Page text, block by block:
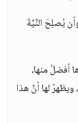
يُصلِحَ النِّيَّةَ
أفضلُ منها،
لها أنَّ هذا